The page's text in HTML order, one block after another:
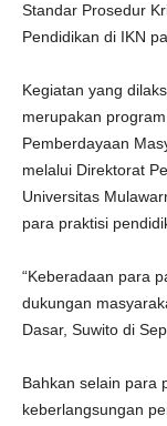
Standar Prosedur
Pendidikan di IKN
Kegiatan yang
merupakan
Pemberdayaan
melalui Direktorat
Universitas
para praktisi
“Keberadaan para
dukungan
Dasar, Suwito di
Bahkan selain para
keberlangsungan